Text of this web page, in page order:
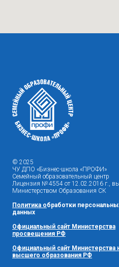
© 2025
ЧУ ДПО «Бизнес-школа «ПРОФИ»
Семейный образовательный центр
Лицензия № 4554 от 12.02.2016 г.,
Министерством Образования СК
Политика обработки
данных
Официальный сайт Министерства
просвещения РФ
Официальный сайт Министерства
высшего образования РФ